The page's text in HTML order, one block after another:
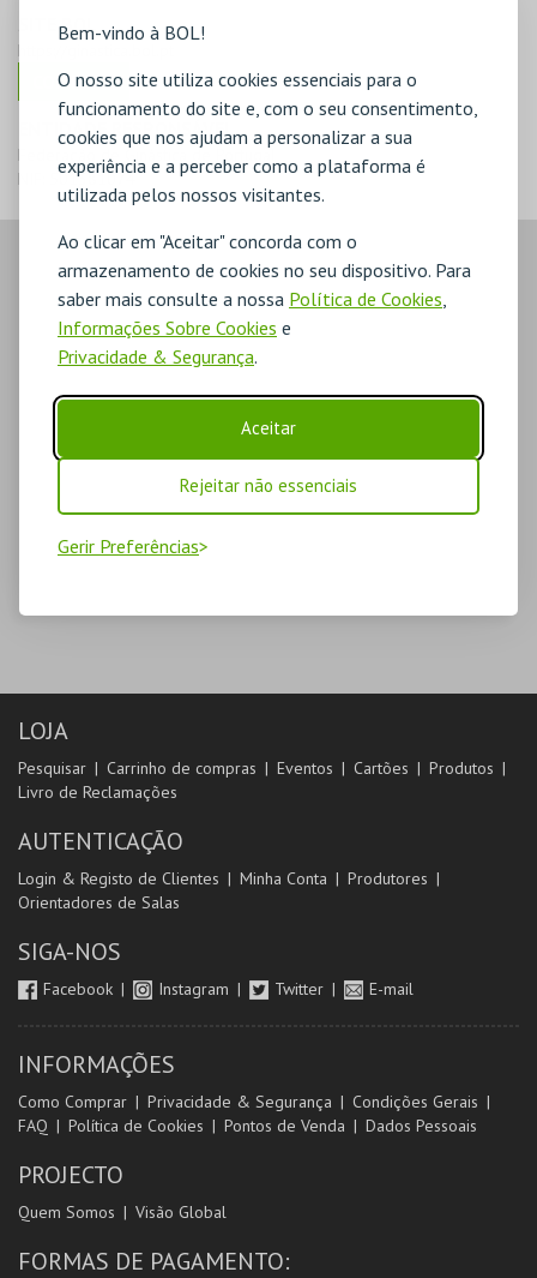
Bem-vindo à BOL!
O nosso site utiliza cookies essenciais para o
funcionamento do site e, com o seu consentimento,
cookies que nos ajudam a personalizar a sua
experiência e a perceber como a plataforma é
utilizada pelos nossos visitantes.
Ao clicar em "Aceitar" concorda com o
armazenamento de cookies no seu dispositivo. Para
saber mais consulte a nossa Política de Cookies
Informações Sobre Cookies e
Privacidade & Segurança.
Aceitar
Rejeitar não essenciais
Gerir Preferências
SITE BOL
https://ginastica.bol.pt
COMPRAR
ENTIDADE RESPONSÁVEL
Federação de Ginástica de Portugal
NIF:
501381074
LOJA
Pesquisar Carrinho de compras Eventos Cartões
Produtos
Livro de Reclamações
AUTENTICAÇÃO
Login & Registo de Clientes Minha Conta
Produtores
Orientadores de Salas
SIGA-NOS
Facebook Instagram Twitter E-mail
INFORMAÇÕES
Como Comprar Privacidade & Segurança
Condições Gerais
FAQ
Política de Cookies Pontos de Venda Dados Pessoais
PROJECTO
Quem Somos Visão Global
FORMAS DE PAGAMENTO: